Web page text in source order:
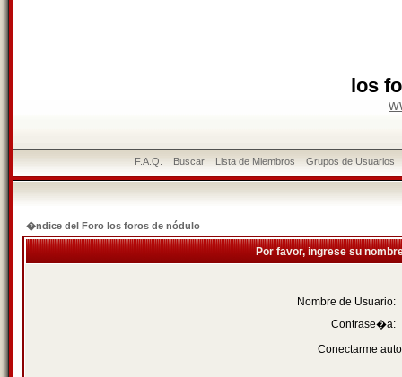
los
F.A.Q. Buscar Lista de Miembros Grupos de Usuarios
�ndice del Foro los foros de nódulo
Por favor, ingrese su
Nombre de Usuario:
Contrase�a:
Conectarme